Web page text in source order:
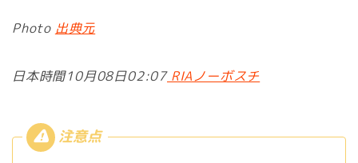
Photo 出典元
日本時間10月08日02:07RIAノーボスチ